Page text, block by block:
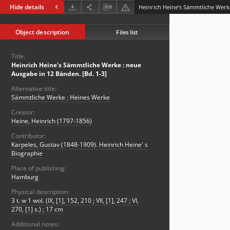
Hide details
Object description Files list
Title:
Heinrich Heine's Sämmtliche Werke : neue
Ausgabe in 12 Bänden. [Bd. 1-3]
Alternative title:
Sämmtliche Werke ; Heines Werke
Creator:
Heine, Heinrich (1797-1856)
Contributor:
Karpeles, Gustav (1848-1909). Heinrich Heine' s
Biographie
Place of publishing:
Hamburg
Physical description:
3 t. w 1 wol. (IX, [1], 152, 210 ; VII, [1], 247 ; VI,
270, [1] s.) ; 17 cm
Additional notes: